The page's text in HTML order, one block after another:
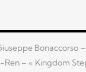
Bonaccorso
Ren – « Kingdom